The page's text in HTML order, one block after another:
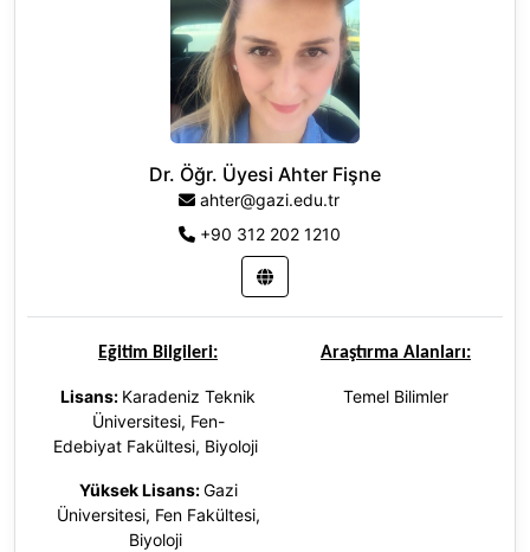
Dr. Öğr. Üyesi Ahter Fişne
ahter@gazi.edu.tr
+90 312 202 1210
Eğitim Bilgileri: Araştırma Alanları:
Lisans: Karadeniz Teknik
Üniversitesi, Fen-
Edebiyat Fakültesi, Biyoloji
Yüksek Lisans:Gazi
Üniversitesi, Fen Fakültesi,
Biyoloji
Temel Bilimler